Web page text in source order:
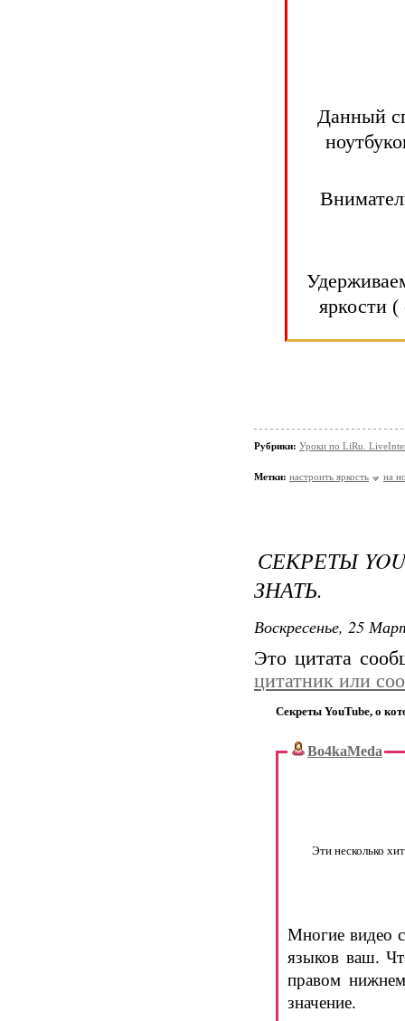
Данный
яркости
Рубрики: Уроки по LiRu.
Метки: настроить яркость на
СЕКРЕТЫ
ЗНАТЬ.
Воскресенье, 25
Это цитата
цитатник или
Секреты YouTube, о
Bo4kaMeda
Эти несколько
Многие видео
языков ваш.
правом
значение.